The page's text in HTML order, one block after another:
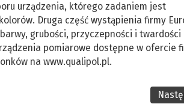
urządzenia, którego zadaniem jest
Druga część wystąpienia firmy
grubości, przyczepności i twardości
pomiarowe dostępne w ofercie
członków na www.qualipol.pl.